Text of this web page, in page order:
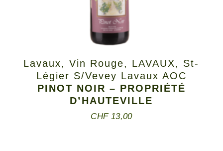
Lavaux,Vin Rouge, LAVAUX, St-
Légier S/Vevey Lavaux AOC
PINOT NOIR – PROPRIÉTÉ
D’HAUTEVILLE
CHF13,00